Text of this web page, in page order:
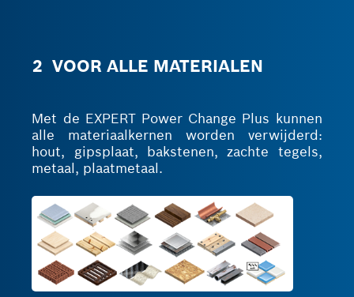
2 VOOR ALLE MATERIALEN
Met de EXPERT Power Change Plus kunnen
alle materiaalkernen worden verwijderd:
hout, gipsplaat, bakstenen, zachte tegels,
metaal, plaatmetaal.